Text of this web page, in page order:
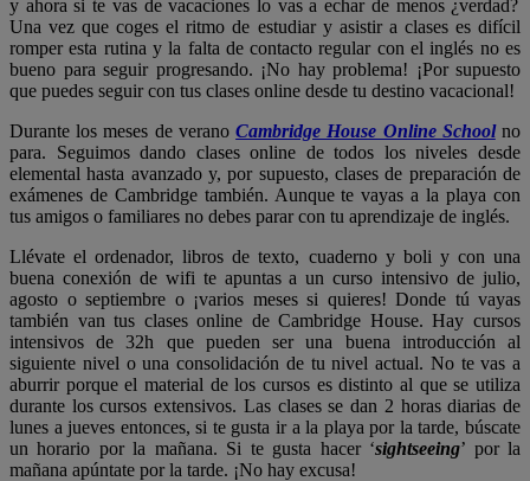
y ahora si te vas de vacaciones lo vas a echar de menos ¿verdad?
Una vez que coges el ritmo de estudiar y asistir a clases es difícil
romper esta rutina y la falta de contacto regular con el inglés no es
bueno para seguir progresando. ¡No hay problema! ¡Por supuesto
que puedes seguir con tus clases online desde tu destino vacacional!
Durante los meses de veranoCambridge House Online Schoolno
para. Seguimos dando clases online de todos los niveles desde
elemental hasta avanzado y, por supuesto, clases de preparación de
exámenes de Cambridge también. Aunque te vayas a la playa con
tus amigos o familiares no debes parar con tu aprendizaje de inglés.
Llévate el ordenador, libros de texto, cuaderno y boli y con una
buena conexión de wifi te apuntas a un curso intensivo de julio,
agosto o septiembre o ¡varios meses si quieres! Donde tú vayas
también van tus clases online de Cambridge House. Hay cursos
intensivos de 32h que pueden ser una buena introducción al
siguiente nivel o una consolidación de tu nivel actual. No te vas a
aburrir porque el material de los cursos es distinto al que se utiliza
durante los cursos extensivos. Las clases se dan 2 horas diarias de
lunes a jueves entonces, si te gusta ir a la playa por la tarde, búscate
un horario por la mañana. Si te gusta hacer ‘sightseeing’ por la
mañana apúntate por la tarde. ¡No hay excusa!